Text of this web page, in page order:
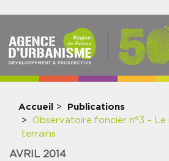
Accueil Publications
Observatoire foncier n°3 – Le
terrains
AVRIL 2014